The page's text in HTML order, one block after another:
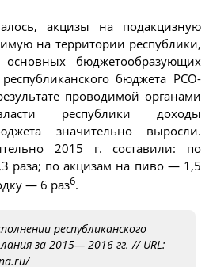
акцизы на подакцизную
на территории республики,
бюджетообразующих
бюджета РСО-
проводимой органами
республики доходы
значительно выросли.
2015 г. составили: по
раза; по акцизам на пиво — 1,5
— 6 раз6.
республиканского
за 2015— 2016 гг. // URL: